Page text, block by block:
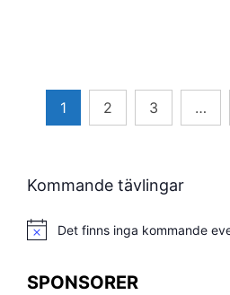
Sidnumrering
1 2 3 …
Kommande tävlingar
Notis Det finns inga kommande
SPONSORER